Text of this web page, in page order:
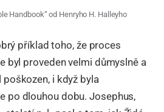
Handbook“ od Henryho H. Halleyho​
příklad toho, že proces
byl proveden velmi důmyslně a
i když byla
po dlouhou dobu. Josephus,